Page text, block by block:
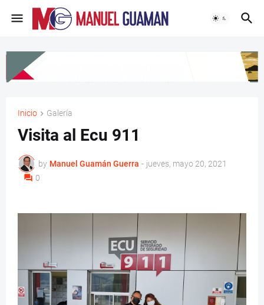
Inicio Galería
Visita al Ecu 911
by Manuel Guamán Guerra - jueves, mayo 20, 2021
0